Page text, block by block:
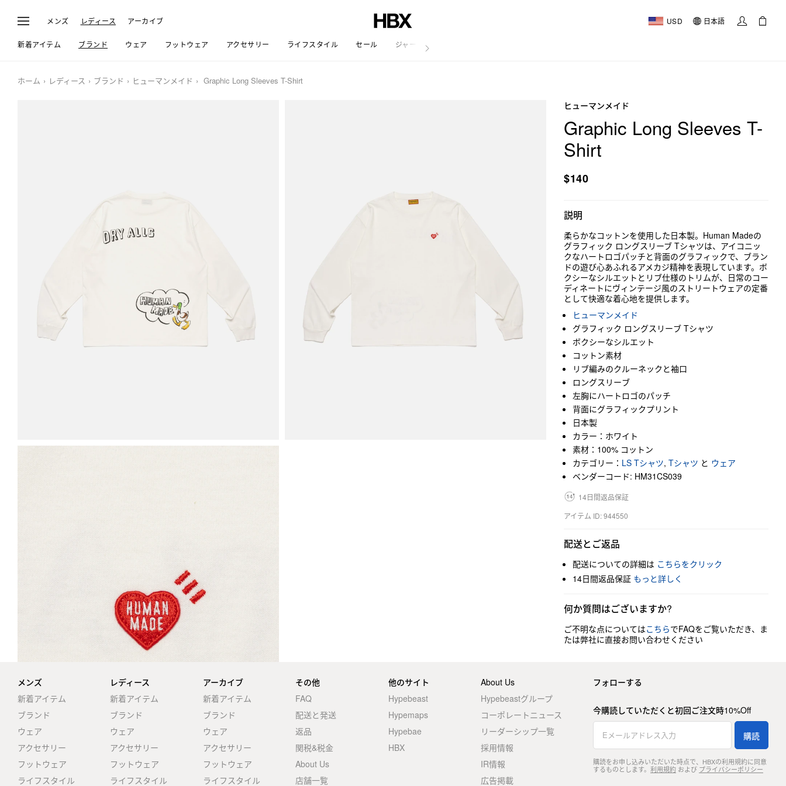
メンズ レディース アーカイブ USD 日本語
新着アイテム ブランド ウェア フットウェア アクセサリー ライフスタイル セール ジャーナル
ホーム レディース ブランド ヒューマンメイド Graphic Long Sleeves T-Shirt
ヒューマンメイド
Graphic Long Sleeves T-
Shirt
$140
説明
柔らかなコットンを使用した日本製。Human Madeの
グラフィック ロングスリーブ Tシャツは、アイコニッ
クなハートロゴパッチと背面のグラフィックで、ブラン
ドの遊び心あふれるアメカジ精神を表現しています。ボ
クシーなシルエットとリブ仕様のトリムが、日常のコー
ディネートにヴィンテージ風のストリートウェアの定番
として快適な着心地を提供します。
ヒューマンメイド
グラフィック ロングスリーブ Tシャツ
ボクシーなシルエット
コットン素材
リブ編みのクルーネックと袖口
ロングスリーブ
左胸にハートロゴのパッチ
背面にグラフィックプリント
日本製
カラー：ホワイト
素材：100% コットン
カテゴリー： LS Tシャツ, Tシャツ と ウェア
ベンダーコード: HM31CS039
14日間返品保証
アイテム ID: 944550
配送とご返品
配送についての詳細は こちらをクリック
14日間返品保証 もっと詳しく
何か質問はございますか?
ご不明な点についてはこちらでFAQをご覧いただき、ま
たは弊社に直接お問い合わせください
メンズ
新着アイテム
ブランド
ウェア
アクセサリー
フットウェア
ライフスタイル
レディース
新着アイテム
ブランド
ウェア
アクセサリー
フットウェア
ライフスタイル
アーカイブ
新着アイテム
ブランド
ウェア
アクセサリー
フットウェア
ライフスタイル
その他
FAQ
配送と発送
返品
関税&税金
About Us
店舗一覧
他のサイト
Hypebeast
Hypemaps
Hypebae
HBX
About Us
Hypebeastグループ
コーポレートニュース
リーダーシップ一覧
採用情報
IR情報
広告掲載
フォローする
今購読していただくと初回ご注文時10%Off
購読
購読をお申し込みいただいた時点で、HBXの利用規約に同意
するものとします。 利用規約および プライバシーポリシー